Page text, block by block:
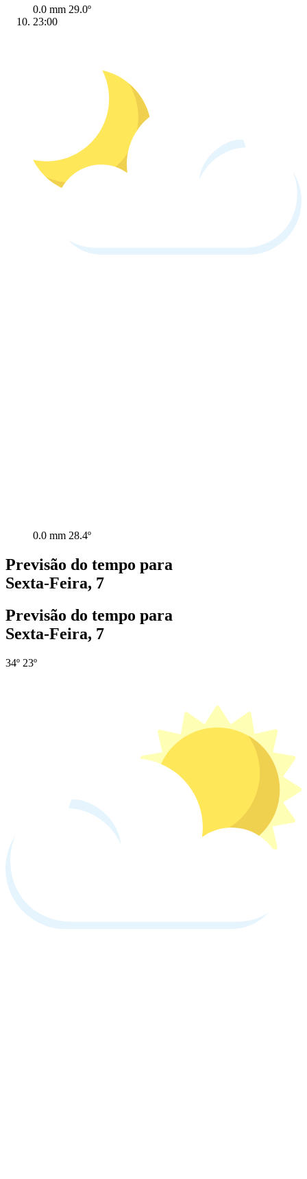
0.0 mm 29.0º
23:00
0.0 mm 28.4º
Previsão do tempo para
Sexta-Feira, 7
Previsão do tempo para
Sexta-Feira, 7
34º 23º